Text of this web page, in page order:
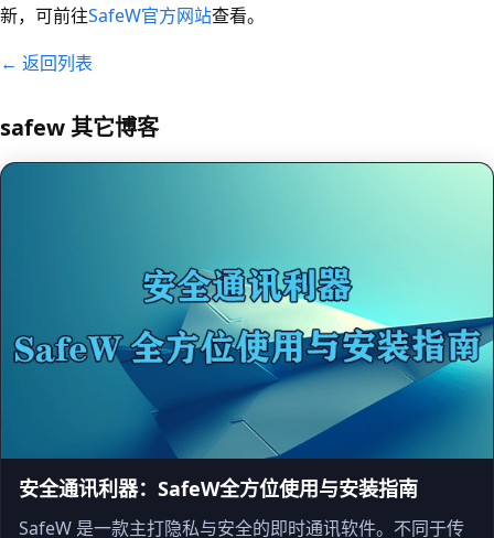
新，可前往SafeW官方网站查看。
← 返回列表
safew 其它博客
安全通讯利器：SafeW全方位使用与安装指南
SafeW 是一款主打隐私与安全的即时通讯软件。不同于传